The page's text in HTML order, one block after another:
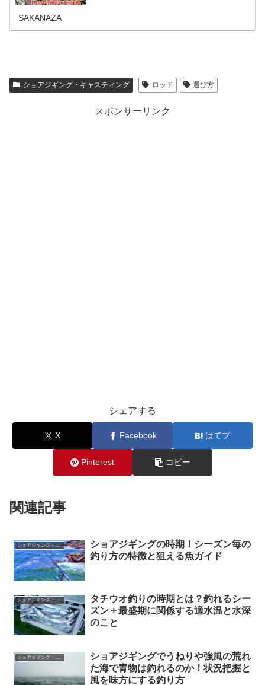
SAKANAZA
ショアジギング・キャスティング ロッド 選び方
スポンサーリンク
シェアする
X Facebook はてブ
Pinterest コピー
関連記事
ショアジギング・キャスティング
ショアジギングの時期！シーズン毎の
釣り方の特徴と狙える魚ガイド
ショアジギング・キャスティング
タチウオ釣りの時期とは？釣れるシー
ズン＋最盛期に関係する適水温と水深
のこと
ショアジギング・キャスティング
ショアジギングでうねりや強風の荒れ
た海で青物は釣れるのか！状況把握と
風を味方にする釣り方